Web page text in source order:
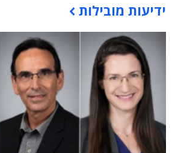
תוכן פרסומי
ידיעות מובילות